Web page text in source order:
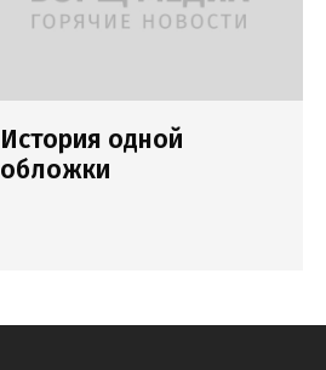
История одной
обложки